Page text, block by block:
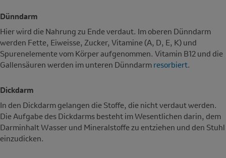
Dünndarm
Hier wird die Nahrung zu Ende verdaut. Im oberen Dünndarm
werden Fette, Eiweisse, Zucker, Vitamine (A, D, E, K) und
Spurenelemente vom Körper aufgenommen. Vitamin B12 und die
Gallensäuren werden im unteren Dünndarm resorbiert.
Dickdarm
In den Dickdarm gelangen die Stoffe, die nicht verdaut werden.
Die Aufgabe des Dickdarms besteht im Wesentlichen darin, dem
Darminhalt Wasser und Mineralstoffe zu entziehen und den Stuhl
einzudicken.